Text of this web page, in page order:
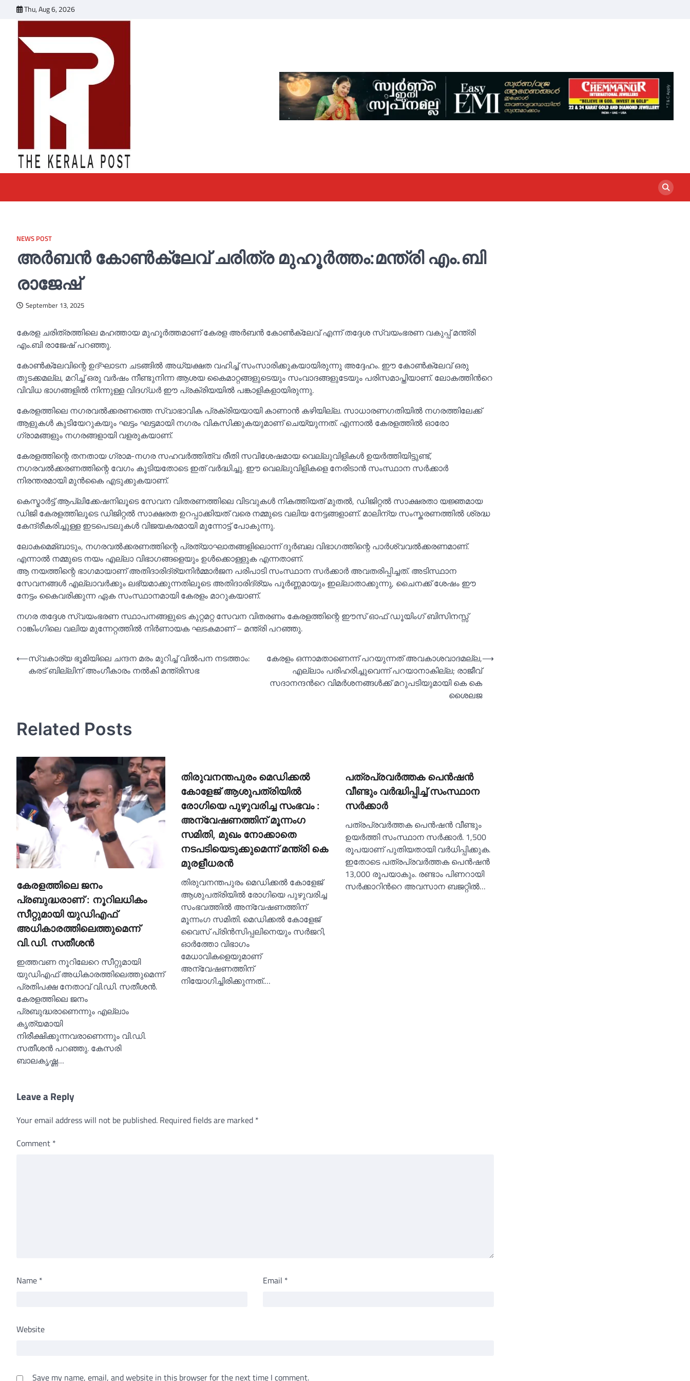
Thu, Aug 6, 2026
NEWS POST
അര്‍ബൻ കോണ്‍ക്ലേവ് ചരിത്ര മുഹൂര്‍ത്തം:മന്ത്രി എം.ബി
രാജേഷ്
September 13, 2025
കേരള ചരിത്രത്തിലെ മഹത്തായ മുഹൂർത്തമാണ് കേരള അർബൻ കോണ്‍ക്ലേവ് എന്ന് തദ്ദേശ സ്വയംഭരണ വകുപ്പ് മന്ത്രി
എം.ബി രാജേഷ് പറഞ്ഞു.
കോണ്‍ക്ലേവിന്റെ ഉദ്ഘാടന ചടങ്ങില്‍ അധ്യക്ഷത വഹിച്ച്‌ സംസാരിക്കുകയായിരുന്നു അദ്ദേഹം. ഈ കോണ്‍ക്ലേവ് ഒരു
തുടക്കമല്ല, മറിച്ച്‌ ഒരു വർഷം നീണ്ടുനിന്ന ആശയ കൈമാറ്റങ്ങളുടെയും സംവാദങ്ങളുടേയും പരിസമാപ്തിയാണ്. ലോകത്തിൻറെ
വിവിധ ഭാഗങ്ങളില്‍ നിന്നുള്ള വിദഗ്ധർ ഈ പ്രക്രിയയില്‍ പങ്കാളികളായിരുന്നു.
കേരളത്തിലെ നഗരവല്‍ക്കരണത്തെ സ്വാഭാവിക പ്രക്രിയയായി കാണാൻ കഴിയില്ല. സാധാരണഗതിയില്‍ നഗരത്തിലേക്ക്
ആളുകള്‍ കുടിയേറുകയും ഘട്ടം ഘട്ടമായി നഗരം വികസിക്കുകയുമാണ് ചെയ്യുന്നത്. എന്നാല്‍ കേരളത്തില്‍ ഓരോ
ഗ്രാമങ്ങളും നഗരങ്ങളായി വളരുകയാണ്.
കേരളത്തിന്റെ തനതായ ഗ്രാമ-നഗര സഹവർത്തിത്വ രീതി സവിശേഷമായ വെല്ലുവിളികള്‍ ഉയർത്തിയിട്ടുണ്ട്,
നഗരവല്‍ക്കരണത്തിന്റെ വേഗം കൂടിയതോടെ ഇത് വർദ്ധിച്ചു. ഈ വെല്ലുവിളികളെ നേരിടാൻ സംസ്ഥാന സർക്കാർ
നിരന്തരമായി മുൻകൈ എടുക്കുകയാണ്.
കെസ്മാർട്ട് ആപ്ലിക്കേഷനിലൂടെ സേവന വിതരണത്തിലെ വിടവുകള്‍ നികത്തിയത് മുതല്‍, ഡിജിറ്റല്‍ സാക്ഷരതാ യജ്ഞമായ
ഡിജി കേരളത്തിലൂടെ ഡിജിറ്റല്‍ സാക്ഷരത ഉറപ്പാക്കിയത് വരെ നമ്മുടെ വലിയ നേട്ടങ്ങളാണ്. മാലിന്യ സംസ്കരണത്തില്‍ ശ്രദ്ധ
കേന്ദ്രീകരിച്ചുള്ള ഇടപെടലുകള്‍ വിജയകരമായി മുന്നോട്ട് പോകുന്നു.
ലോകമെമ്ബാടും, നഗരവല്‍ക്കരണത്തിന്റെ പ്രത്യാഘാതങ്ങളിലൊന്ന് ദുർബല വിഭാഗത്തിന്റെ പാർശ്വവല്‍ക്കരണമാണ്.
എന്നാല്‍ നമ്മുടെ നയം എല്ലാ വിഭാഗങ്ങളെയും ഉള്‍ക്കൊള്ളുക എന്നതാണ്.
ആ നയത്തിന്റെ ഭാഗമായാണ് അതിദാരിദ്ര്യനിർമ്മാർജന പരിപാടി സംസ്ഥാന സർക്കാർ അവതരിപ്പിച്ചത്. അടിസ്ഥാന
സേവനങ്ങള്‍ എല്ലാവർക്കും ലഭ്യമാക്കുന്നതിലൂടെ അതിദാരിദ്ര്യം പൂർണ്ണമായും ഇല്ലാതാക്കുന്നു, ചൈനക്ക് ശേഷം ഈ
നേട്ടം കൈവരിക്കുന്ന ഏക സംസ്ഥാനമായി കേരളം മാറുകയാണ്.
നഗര തദ്ദേശ സ്വയംഭരണ സ്ഥാപനങ്ങളുടെ കുറ്റമറ്റ സേവന വിതരണം കേരളത്തിന്റെ ഈസ് ഓഫ് ഡൂയിംഗ് ബിസിനസ്സ്
റാങ്കിംഗിലെ വലിയ മുന്നേറ്റത്തില്‍ നിർണായക ഘടകമാണ് – മന്ത്രി പറഞ്ഞു.
Post
navigation
⟵സ്വകാര്യ ഭൂമിയിലെ ചന്ദന മരം മുറിച്ച്‌ വില്‍പന നടത്താം:
കരട് ബില്ലിന് അംഗീകാരം നല്‍കി മന്ത്രിസഭ
കേരളം ഒന്നാമതാണെന്ന് പറയുന്നത് അവകാശവാദമല്ല,
എല്ലാം പരിഹരിച്ചുവെന്ന് പറയാനാകില്ല; രാജീവ്
സദാനന്ദന്‍റെ വിമര്‍ശനങ്ങള്‍ക്ക് മറുപടിയുമായി കെ കെ
ശൈലജ
⟶
Related Posts
കേരളത്തിലെ ജനം
പ്രബുദ്ധരാണ് : നൂറിലധികം
സീറ്റുമായി യുഡിഎഫ്
അധികാരത്തിലെത്തുമെന്ന്
വി.ഡി. സതീശൻ
ഇത്തവണ നൂറിലേറെ സീറ്റുമായി
യുഡിഎഫ് അധികാരത്തിലെത്തുമെന്ന്
പ്രതിപക്ഷ നേതാവ് വി.ഡി. സതീശൻ.
കേരളത്തിലെ ജനം
പ്രബുദ്ധരാണെന്നും എല്ലാം
കൃത്യമായി
നിരീക്ഷിക്കുന്നവരാണെന്നും വി.ഡി.
സതീശൻ പറഞ്ഞു. കേസരി
ബാലകൃഷ്ണ…
തിരുവനന്തപുരം മെഡിക്കല്‍
കോളേജ് ആശുപത്രിയില്‍
രോഗിയെ പുഴുവരിച്ച സംഭവം :
അന്വേഷണത്തിന് മൂന്നംഗ
സമിതി, മുഖം നോക്കാതെ
നടപടിയെടുക്കുമെന്ന് മന്ത്രി കെ
മുരളീധരൻ
തിരുവനന്തപുരം മെഡിക്കല്‍ കോളേജ്
ആശുപത്രിയില്‍ രോഗിയെ പുഴുവരിച്ച
സംഭവത്തില്‍ അന്വേഷണത്തിന്
മൂന്നംഗ സമിതി. മെഡിക്കല്‍ കോളേജ്
വൈസ് പ്രിൻസിപ്പലിനെയും സർജറി,
ഓർത്തോ വിഭാഗം
മേധാവികളെയുമാണ്
അന്വേഷണത്തിന്
നിയോഗിച്ചിരിക്കുന്നത്.…
പത്രപ്രവര്‍ത്തക പെൻഷൻ
വീണ്ടും വര്‍ദ്ധിപ്പിച്ച്‌ സംസ്ഥാന
സര്‍ക്കാര്‍
പത്രപ്രവർത്തക പെൻഷൻ വീണ്ടും
ഉയർത്തി സംസ്ഥാന സർക്കാർ. 1,500
രൂപയാണ് പുതിയതായി വർധിപ്പിക്കുക.
ഇതോടെ പത്രപ്രവർത്തക പെൻഷൻ
13,000 രൂപയാകും. രണ്ടാം പിണറായി
സർക്കാറിൻറെ അവസാന ബജറ്റില്‍…
Leave a Reply
Your email address will not be published. Required fields are marked *
Comment *
Name * Email *
Website
Save my name, email, and website in this browser for the next time I comment.